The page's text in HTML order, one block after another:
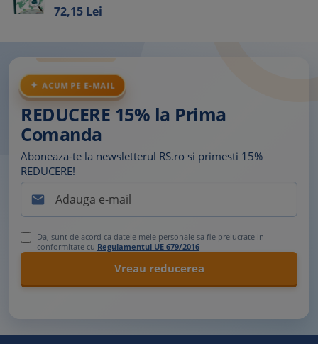
72,15 Lei
ACUM PE E-MAIL
REDUCERE 15% la Prima
Comanda
Aboneaza-te la newsletterul RS.ro si primesti 15%
REDUCERE!

Da, sunt de acord ca datele mele personale sa fie prelucrate in
conformitate cu Regulamentul UE 679/2016